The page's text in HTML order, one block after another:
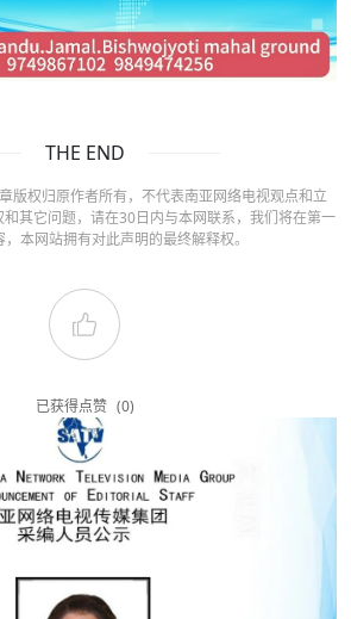
THE END
版权归原作者所有，不代表南亚网络电视观点和立
其它问题，请在30日内与本网联系，我们将在第一
本网站拥有对此声明的最终解释权。
已获得点赞 (0)